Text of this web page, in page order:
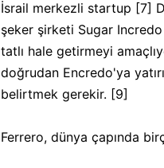
İsrail merkezli startup [7]
şeker şirketi Sugar
tatlı hale getirmeyi
doğrudan Encredo'ya
belirtmek gerekir. [9]
Ferrero, dünya çapında